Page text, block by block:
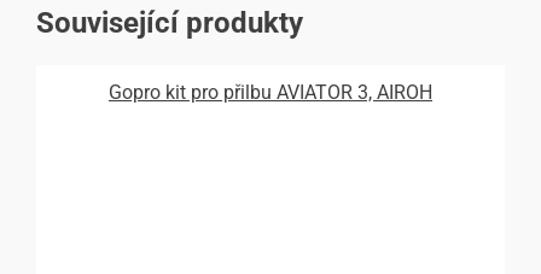
Související produkty
Gopro kit pro přilbu AVIATOR 3, AIROH